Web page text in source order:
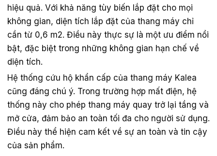
hiệu quả. Với khả năng tùy biến lắp đặt cho mọi
không gian, diện tích lắp đặt của thang máy chỉ
cần từ 0,6 m2. Điều này thực sự là một ưu điểm nổi
bật, đặc biệt trong những không gian hạn chế về
diện tích.
Hệ thống cứu hộ khẩn cấp của thang máy Kalea
cũng đáng chú ý. Trong trường hợp mất điện, hệ
thống này cho phép thang máy quay trở lại tầng và
mở cửa, đảm bảo an toàn tối đa cho người sử dụng.
Điều này thể hiện cam kết về sự an toàn và tin cậy
của sản phẩm.